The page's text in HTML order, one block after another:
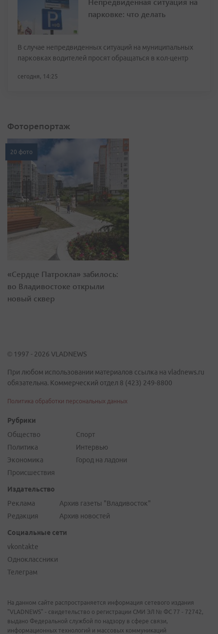
парковке: что делать
В случае непредвиденных ситуаций на муниципальных
парковках водителей просят обращаться в кол-центр
сегодня, 14:25
Фоторепортаж
20 фото
«Сердце Патрокла» забилось:
во Владивостоке открыли
новый сквер
© 1997 - 2026 VLADNEWS
При любом использовании материалов ссылка на vladnews.ru
обязательна. Коммерческий отдел 8 (423) 249-8800
Политика обработки персональных данных
Рубрики
Общество
Политика
Экономика
Происшествия
Спорт
Интервью
Город на ладони
Издательство
Реклама
Редакция
Архив газеты "Владивосток"
Архив новостей
Социальные сети
vkontakte
Одноклассники
Телеграм
На данном сайте распространяется информация сетевого издания
"VLADNEWS" - свидетельство о регистрации СМИ ЭЛ № ФС 77 - 72742,
выдано Федеральной службой по надзору в сфере связи,
информационных технологий и массовых коммуникаций